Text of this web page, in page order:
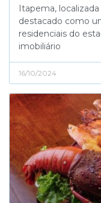
Itapema,
destacado como
residenciais do
imobiliário
16/10/2024